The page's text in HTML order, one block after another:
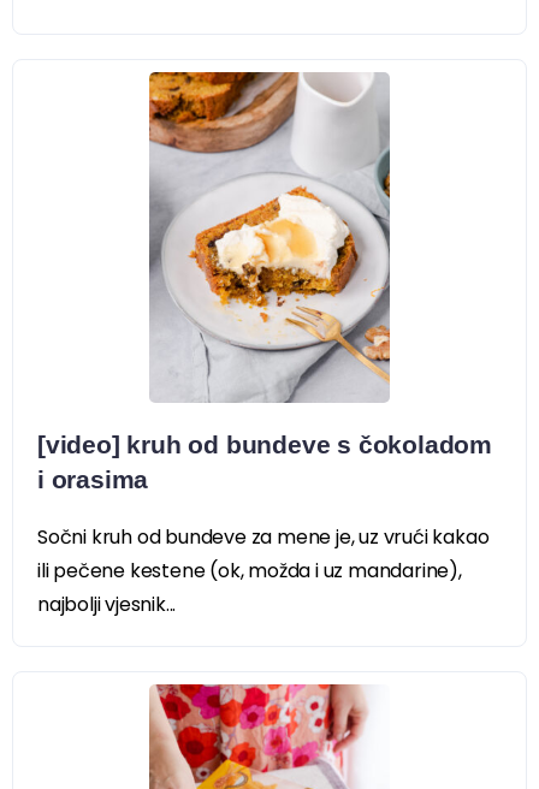
[video] kruh od bundeve s čokoladom
i orasima
Sočni kruh od bundeve za mene je, uz vrući kakao
ili pečene kestene (ok, možda i uz mandarine),
najbolji vjesnik...